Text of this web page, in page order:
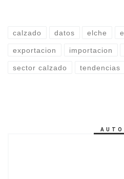
calzado datos elche
exportacion importacion
sector calzado tendencias